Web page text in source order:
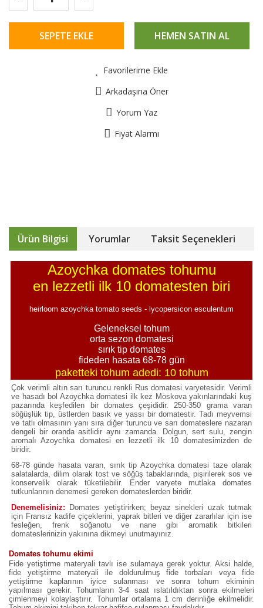
SEPETE EKLE HEMEN SATIN AL
Favorilerime Ekle
Arkadaşına Öner
Yorum Yaz
Fiyat Alarmı
Ürün Bilgisi Yorumlar Taksit Seçenekleri
Azoychka domates tohumu
en lezzetli ilk 10 domatesten biri
heirloom azoychka tomato seeds - lycopersicon esculentum
Geleneksel tohum
orta sezon domatesi
sırık tip domates
fideden hasata 68-78 gün
paketteki tohum adedi: 10 tohum
Çok verimli altın sarı turuncu renkli Rus domatesi varyetesidir. Verimli
ve hasadı bol Azoychka domatesi ilk kez Moskova yakınlarındaki kuş
pazarında keşfedilen bir domates çeşididir. 250-350 grama varan
söğüşlük tip, üstlerden basık ve yassı bir domatestir. Tadı meyvemsi
ve tatlı olmasının yanı sıra diğer turuncu ve sarı domateslere nazaran
dengeli bir oranda asitlidir aynı zamanda. Dolgun, sert sulu, zengin
aromalı Azoychka domatesi en lezzetli ilk 10 domatesimizden de
biridir.
68-78 günde hasata varan, sırık tip Azoychka domatesi taze olarak
salatalarda, dilim olarak tost ve söğüş tabaklarında, pişirilerek sos ve
konservelik olarak tüketilebilir. Ender varyete mutlaka domates
tutkunlarının denemesi gereken domateslerden biridir.
Denemelisiniz:
Domates yetiştirirken; beyaz sinekleri uzak tutmak
için Fransız kadife çiçeklerini, yaprak bitleri ve diğer zararlılar için ise
fesleğen, frenk soğanotuve nanegibi aromatik bitkileri
domateslerinizin yakınına dikmeyi unutmayınız.
Domates tohumu ekimi
Fide yetiştirme materyali tavlı ise sulamaya gerek yoktur. Aksi halde,
fide yetiştirme materyali ile doldurulmuş fide torbaları veya fide
yetiştirme kaplarının iyice sulanması ve sonra tohum ekiminin
yapılması gerekir. Tohumların 3-4 saat ıslatıldıktan sonra ekilmeleri
çimlenmeyi kolaylaştırır. Tohumlar ortalama 1 cm derinliğe ekilmelidir.